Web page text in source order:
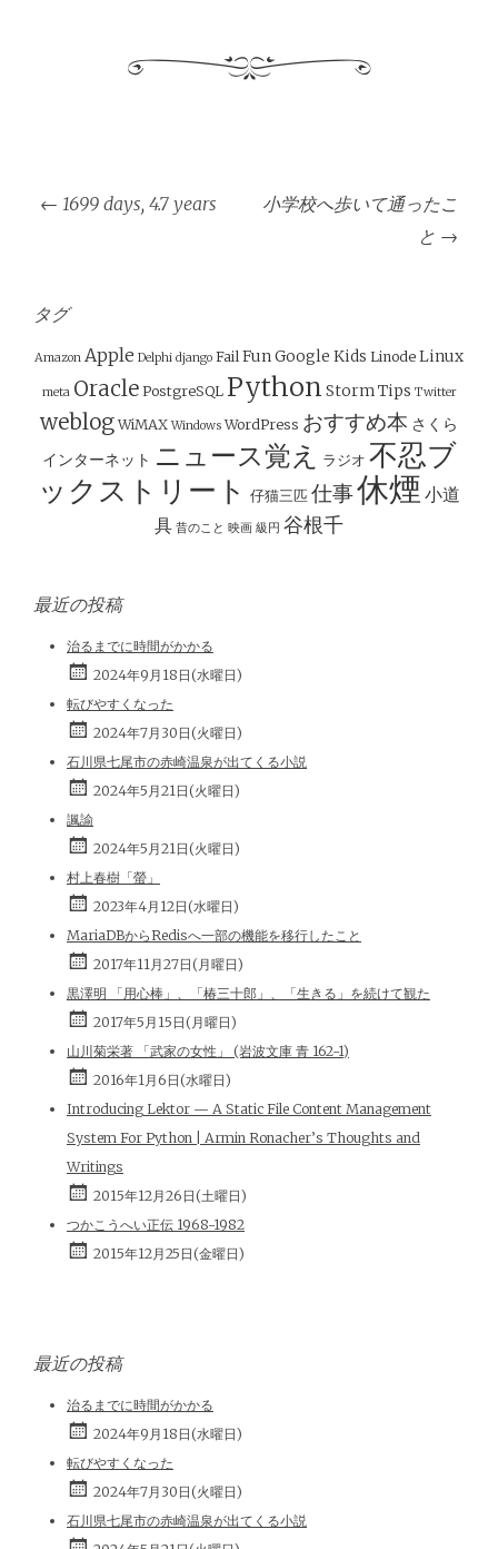
投
ビ
ゲ
ー
シ
ョ
ン
← 1699 days, 4.7 years
小学校へ歩いて通ったこ
と →
タグ
Amazon Apple Delphi django Fail FunGoogle Kids Linode Linux
meta Oracle PostgreSQL Python StormTips Twitter
weblog WiMAX Windows WordPress おすすめ本 さくら
インターネット ニュース覚え ラジオ 不忍ブ
ックストリート
仔猫三匹 仕事休煙 小道
具 昔のこと 映画 級円 谷根千
最近の投稿
治るまでに時間がかかる
2024年9月18日(水曜日)
転びやすくなった
2024年7月30日(火曜日)
石川県七尾市の赤崎温泉が出てくる小説
2024年5月21日(火曜日)
諷諭
2024年5月21日(火曜日)
村上春樹「螢」
2023年4月12日(水曜日)
MariaDBからRedisへ一部の機能を移行したこと
2017年11月27日(月曜日)
黒澤明 「用心棒」、「椿三十郎」、「生きる」を続けて観た
2017年5月15日(月曜日)
山川菊栄著 「武家の女性」 (岩波文庫 青 162-1)
2016年1月6日(水曜日)
Introducing Lektor — A Static File Content Management
System For Python | Armin Ronacher’s Thoughts and
Writings
2015年12月26日(土曜日)
つかこうへい正伝 1968-1982
2015年12月25日(金曜日)
最近の投稿
治るまでに時間がかかる
2024年9月18日(水曜日)
転びやすくなった
2024年7月30日(火曜日)
石川県七尾市の赤崎温泉が出てくる小説